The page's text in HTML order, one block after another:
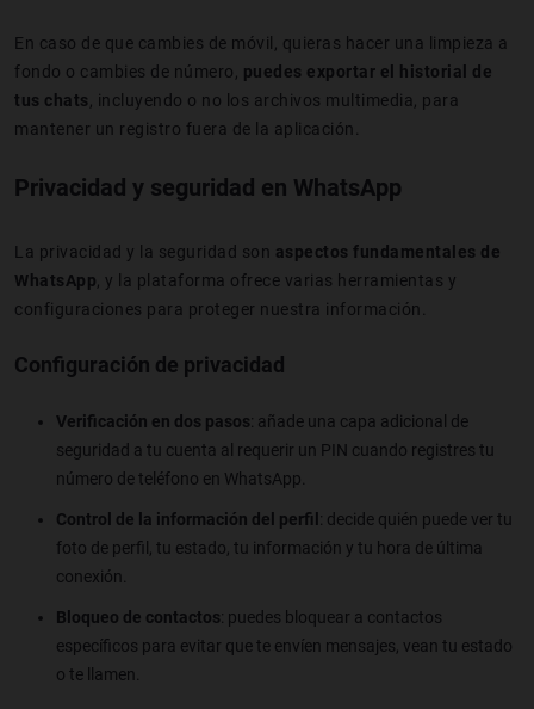
En caso de que cambies de móvil, quieras hacer una limpieza a
fondo o cambies de número, puedes exportar el historial de
tus chats , incluyendo o no los archivos multimedia, para
mantener un registro fuera de la aplicación.
Privacidad y seguridad en WhatsApp
La privacidad y la seguridad son aspectos fundamentales de
WhatsApp , y la plataforma ofrece varias herramientas y
configuraciones para proteger nuestra información.
Configuración de privacidad
Verificación en dos pasos: añade una capa adicional de
seguridad a tu cuenta al requerir un PIN cuando registres tu
número de teléfono en WhatsApp.
Control de la información del perfil : decide quién puede ver tu
foto de perfil, tu estado, tu información y tu hora de última
conexión.
Bloqueo de contactos: puedes bloquear a contactos
específicos para evitar que te envíen mensajes, vean tu estado
o te llamen.